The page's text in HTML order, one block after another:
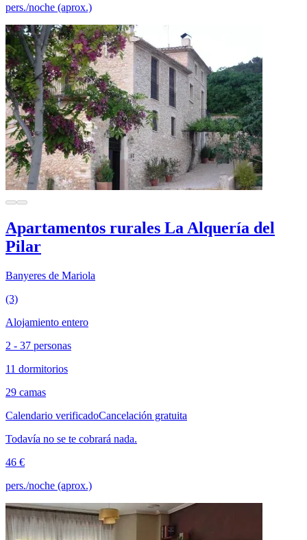
pers./noche (aprox.)
Apartamentos rurales La Alquería del
Pilar
Banyeres de Mariola
(3)
Alojamiento entero
2 - 37 personas
11 dormitorios
29 camas
Calendario verificadoCancelación gratuita
Todavía no se te cobrará nada.
46 €
pers./noche (aprox.)